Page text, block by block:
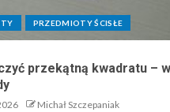
PRZEDMIOTY ŚCISŁE
przekątną kwadratu –
Michał Szczepaniak